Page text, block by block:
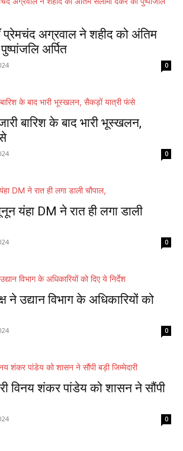
प्रेमचंद अग्रवाल ने शहीद को अंतिम
अर्पित
0
बारिश के बाद भारी भूस्खलन,
0
यंहा DM ने रात ही लगा डाली
0
ने उद्यान विभाग के अधिकारियों को
0
विनय शंकर पांडेय को शासन ने सौंपी
0